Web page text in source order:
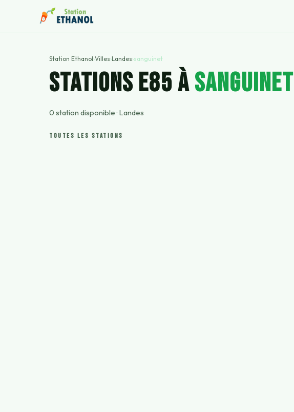
Station Ethanol›Villes›Landes›sanguinet
STATIONS E85 Àsanguinet
0 station disponible · Landes
TOUTES LES STATIONS